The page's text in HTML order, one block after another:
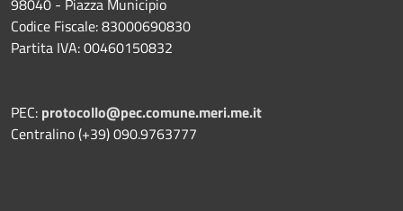
Codice Fiscale: 83000690830
Partita IVA: 00460150832
PEC: protocollo@pec.comune.meri.me.it
Centralino (+39) 090.9763777